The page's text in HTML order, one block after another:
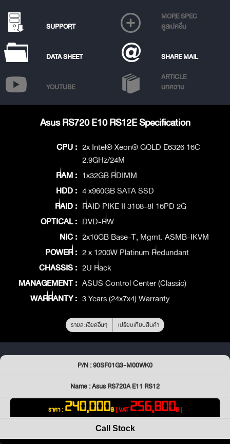
SUPPORT
MORE SPEC
ดูสเปคอื่น
DATA SHEET SHARE MAIL
YOUTUBE
ARTICLE
บทความ
Asus RS720 E10 RS12E Specification
CPU : 2x Intel® Xeon® GOLD E6326 16C
2.9GHz/24M
RAM : 1x32GB RDIMM
HDD : 4 x960GB SATA SSD
RAID : RAID PIKE II 3108-8I 16PD 2G
OPTICAL : DVD-RW
NIC : 2x10GB Base-T, Mgmt. ASMB-IKVM
POWER : 2 x 1200W Platinum Redundant
CHASSIS : 2U Rack
MANAGEMENT : ASUS Control Center (Classic)
WARRANTY : 3 Years (24x7x4) Warranty
รายละเอียดอื่นๆ เปรียบเทียบสินค้า
P/N : 90SF01G3-M00WK0
Name : Asus RS720A E11 RS12
ราคา : 240,000฿[ VAT256,800฿ ]
Call Stock